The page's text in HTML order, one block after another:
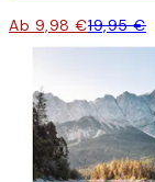
Ab 9,98 €19,95 €